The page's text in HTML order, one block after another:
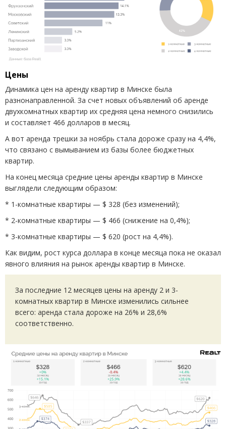
Цены
Динамика цен на аренду квартир в Минске была
разнонаправленной. За счет новых объявлений об аренде
двухкомнатных квартир их средняя цена немного снизились
и составляет 466 долларов в месяц.
А вот аренда трешки за ноябрь стала дороже сразу на 4,4%,
что связано с вымыванием из базы более бюджетных
квартир.
На конец месяца средние цены аренды квартир в Минске
выглядели следующим образом:
* 1-комнатные квартиры — $ 328 (без изменений);
* 2-комнатные квартиры — $ 466 (снижение на 0,4%);
* 3-комнатные квартиры — $ 620 (рост на 4,4%).
Как видим, рост курса доллара в конце месяца пока не оказал
явного влияния на рынок аренды квартир в Минске.
За последние 12 месяцев цены на аренду 2 и 3-
комнатных квартир в Минске изменились сильнее
всего: аренда стала дороже на 26% и 28,6%
соответственно.